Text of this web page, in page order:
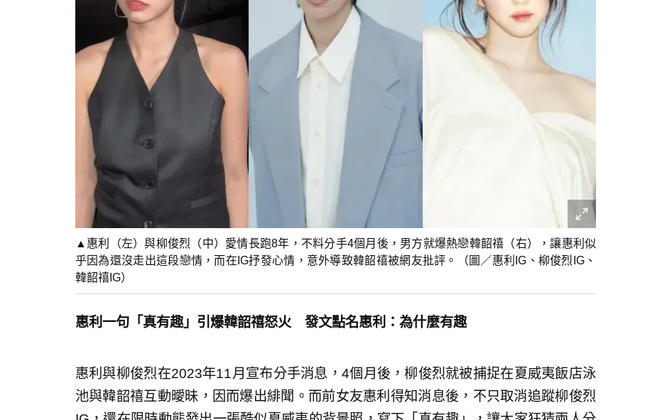
▲惠利（左）與柳俊烈（中）愛情長跑8年，不料分手4個月後，男方就爆熱戀韓韶禧（右），讓惠利似
乎因為還沒走出這段戀情，而在IG抒發心情，意外導致韓韶禧被網友批評。（圖／惠利IG、柳俊烈IG、
韓韶禧IG）
惠利一句「真有趣」引爆韓韶禧怒火 發文點名惠利：為什麼有趣
惠利與柳俊烈在2023年11月宣布分手消息，4個月後，柳俊烈就被捕捉在夏威夷飯店泳
池與韓韶禧互動曖昧，因而爆出緋聞。而前女友惠利得知消息後，不只取消追蹤柳俊烈